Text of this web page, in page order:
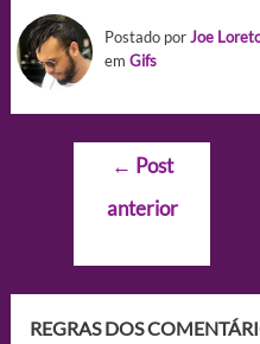
Postado porJoe
em Gifs
Navegação
Post
← Post
anterior
REGRAS DOS